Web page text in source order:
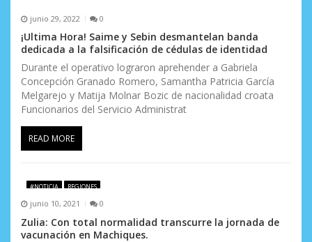
junio 29, 2022 0
¡Ultima Hora! Saime y Sebin desmantelan banda
dedicada a la falsificación de cédulas de identidad
Durante el operativo lograron aprehender a Gabriela
Concepción Granado Romero, Samantha Patricia García
Melgarejo y Matija Molnar Bozic de nacionalidad croata
Funcionarios del Servicio Administrat
READ MORE
#NOTICIA REGIONES
junio 10, 2021 0
Zulia: Con total normalidad transcurre la jornada de
vacunación en Machiques.